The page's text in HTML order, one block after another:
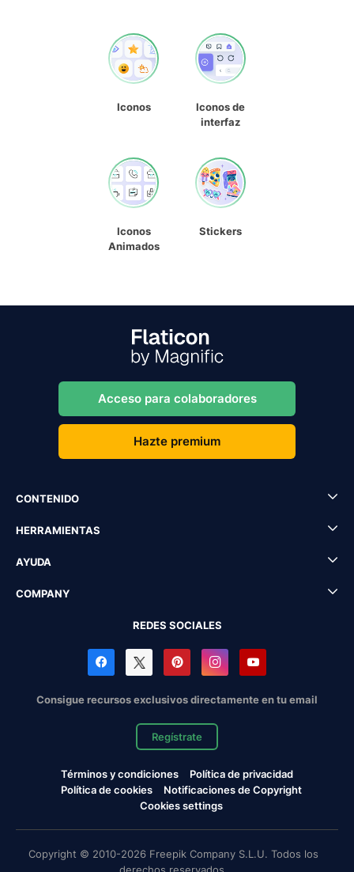
Iconos
Iconos de
interfaz
Iconos
Animados
Stickers
Acceso para colaboradores
Hazte premium
CONTENIDO
HERRAMIENTAS
AYUDA
COMPANY
REDES SOCIALES
Consigue recursos exclusivos directamente en tu email
Regístrate
Términos y condiciones
Política de privacidad
Política de cookies
Notificaciones de Copyright
Cookies settings
Copyright © 2010-2026 Freepik Company S.L.U. Todos los